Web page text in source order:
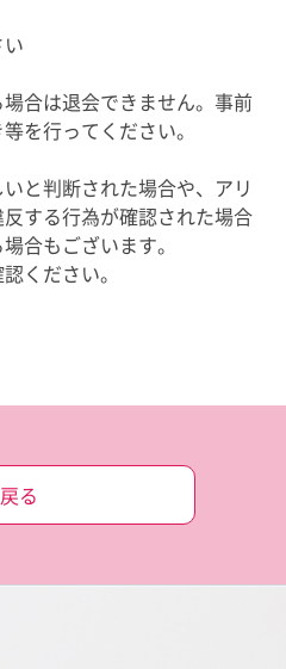
い
合は退会できません。事前
を行ってください。
と判断された場合や、アリ
反する行為が確認された場合
合もございます。
ください。
戻る